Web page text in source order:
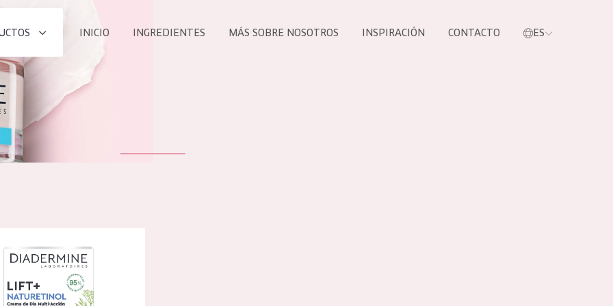
EDAD
Todas las edades
INICIO INGREDIENTES MÁS SOBRE NOSOTROS INSPIRACIÓN CONTACTO ES